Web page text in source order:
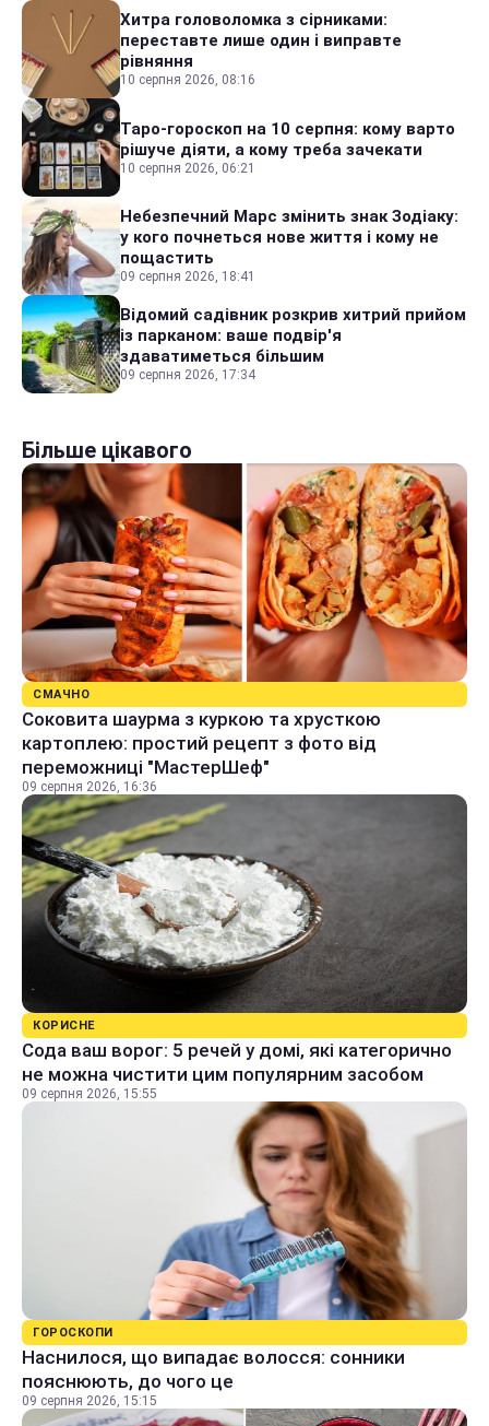
Хитра головоломка з сірниками:
переставте лише один і виправте
рівняння
10 серпня 2026, 08:16
Таро-гороскоп на 10 серпня: кому варто
рішуче діяти, а кому треба зачекати
10 серпня 2026, 06:21
Небезпечний Марс змінить знак Зодіаку:
у кого почнеться нове життя і кому не
пощастить
09 серпня 2026, 18:41
Відомий садівник розкрив хитрий прийом
із парканом: ваше подвір'я
здаватиметься більшим
09 серпня 2026, 17:34
Більше цікавого
СМАЧНО
Соковита шаурма з куркою та хрусткою
картоплею: простий рецепт з фото від
переможниці "МастерШеф"
09 серпня 2026, 16:36
КОРИСНЕ
Сода ваш ворог: 5 речей у домі, які категорично
не можна чистити цим популярним засобом
09 серпня 2026, 15:55
ГОРОСКОПИ
Наснилося, що випадає волосся: сонники
пояснюють, до чого це
09 серпня 2026, 15:15